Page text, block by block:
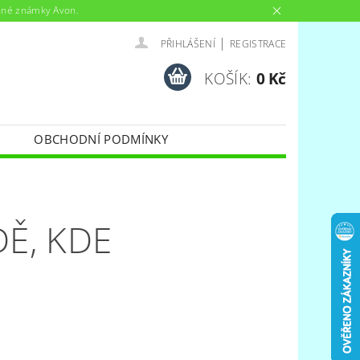
známky Avon.
PŘIHLÁŠENÍ | REGISTRACE
KOŠÍK: 0 Kč
OBCHODNÍ PODMÍNKY
KDE